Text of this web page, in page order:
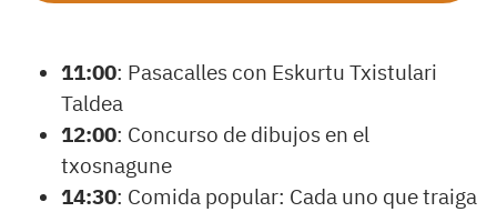
11:00: Pasacalles con Eskurtu Txistulari
Taldea
12:00: Concurso de dibujos en el
txosnagune
14:30: Comida popular: Cada uno que traiga